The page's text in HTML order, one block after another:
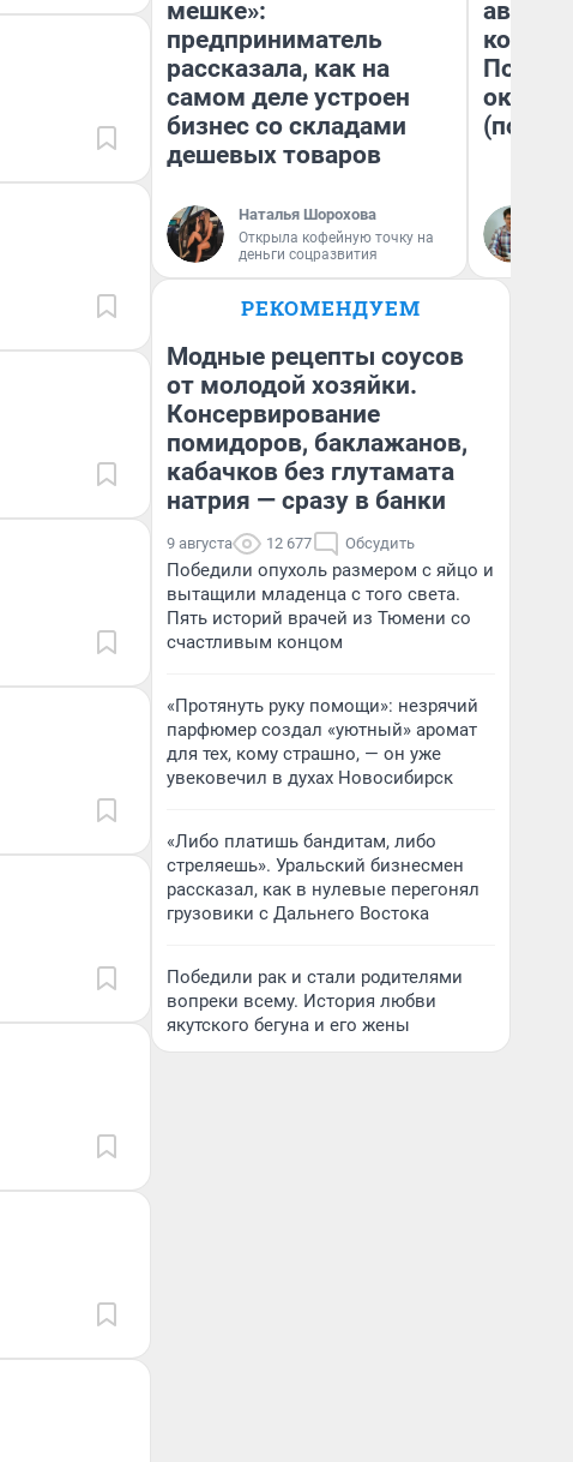
мешке»:
предприниматель
рассказала, как на
самом деле устроен
бизнес со складами
дешевых товаров
Наталья Шорохова
Открыла кофейную точку на
деньги соцразвития
(почти
РЕКОМЕНДУЕМ
Модные рецепты соусов
от молодой хозяйки.
Консервирование
помидоров, баклажанов,
кабачков без глутамата
натрия — сразу в банки
9 августа 12 677 Обсудить
Победили опухоль размером с яйцо и
вытащили младенца с того света.
Пять историй врачей из Тюмени со
счастливым концом
«Протянуть руку помощи»: незрячий
парфюмер создал «уютный» аромат
для тех, кому страшно, — он уже
увековечил в духах Новосибирск
«Либо платишь бандитам, либо
стреляешь». Уральский бизнесмен
рассказал, как в нулевые перегонял
грузовики с Дальнего Востока
Победили рак и стали родителями
вопреки всему. История любви
якутского бегуна и его жены